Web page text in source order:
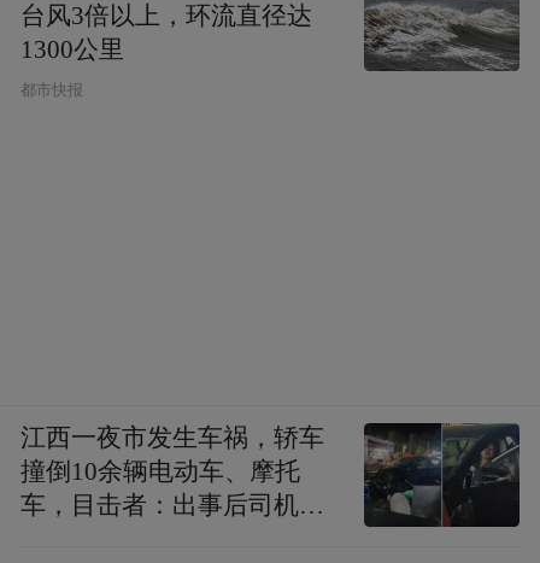
台风3倍以上，环流直径达
1300公里
都市快报
江西一夜市发生车祸，轿车
撞倒10余辆电动车、摩托
车，目击者：出事后司机一